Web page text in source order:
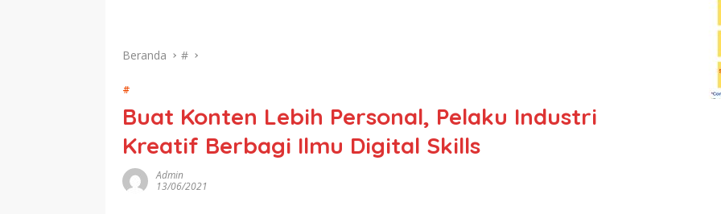
Beranda #
#
Buat Konten Lebih Personal, Pelaku Industri
Kreatif Berbagi Ilmu Digital Skills
Admin
13/06/2021